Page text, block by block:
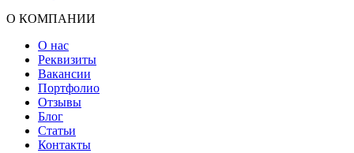
О КОМПАНИИ
О нас
Реквизиты
Вакансии
Портфолио
Отзывы
Блог
Статьи
Контакты